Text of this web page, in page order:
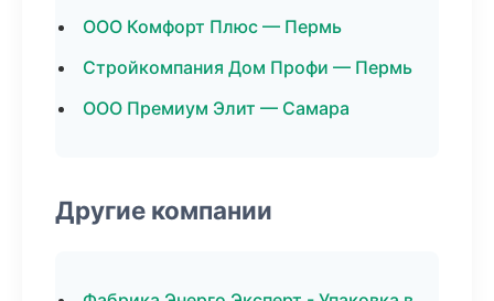
ООО Комфорт Плюс — Пермь
Стройкомпания Дом Профи — Пермь
ООО Премиум Элит — Самара
Другие компании